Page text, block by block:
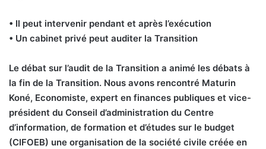
• Il peut intervenir pendant et après l’exécution
• Un cabinet privé peut auditer la Transition
Le débat sur l’audit de la Transition a animé les débats à
la fin de la Transition. Nous avons rencontré Maturin
Koné, Economiste, expert en finances publiques et vice-
président du Conseil d’administration du Centre
d’information, de formation et d’études sur le budget
(CIFOEB) une organisation de la société civile créée en